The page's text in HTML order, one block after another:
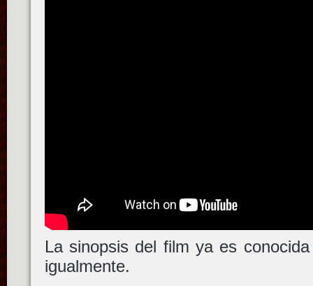
La sinopsis del film ya es
igualmente.